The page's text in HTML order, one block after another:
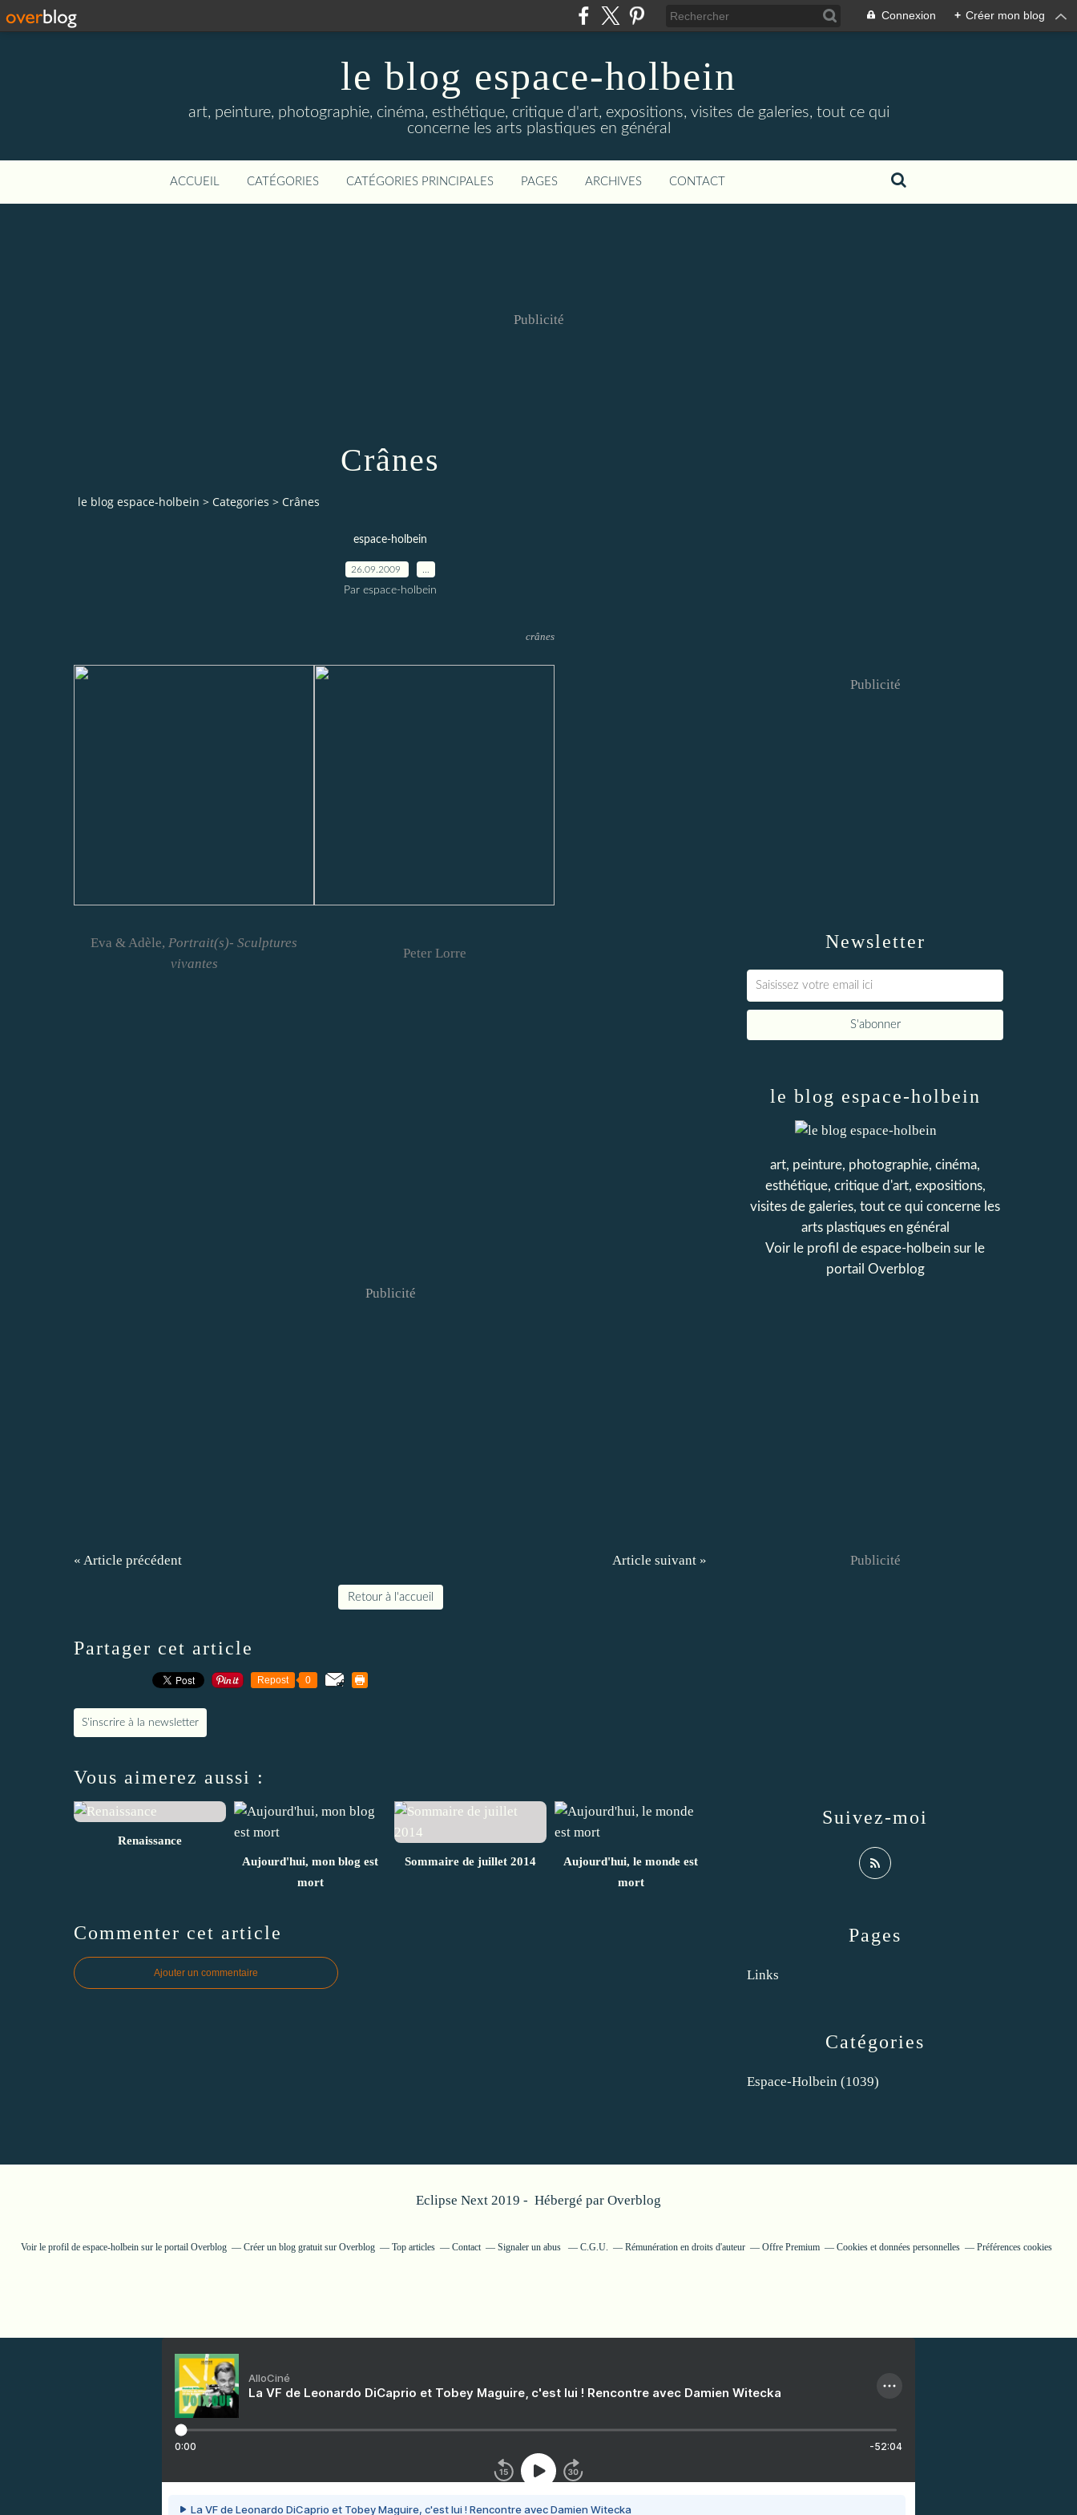
Connexion + Créer mon blog
le blog espace-holbein
art, peinture, photographie, cinéma, esthétique, critique d'art, expositions, visites de galeries, tout ce qui
concerne les arts plastiques en général
ACCUEIL CATÉGORIES CATÉGORIES PRINCIPALES PAGES ARCHIVES CONTACT
Publicité
Crânes
le blog espace-holbein > Categories > Crânes
espace-holbein
26.09.2009
Par espace-holbein
crânes
Eva & Adèle, Portrait(s)- Sculptures
vivantes
Peter Lorre
Publicité
« Article précédent Article suivant »
Retour à l'accueil
Partager cet article
Repost 0
S'inscrire à la newsletter
Vous aimerez aussi :
Renaissance
Aujourd'hui, mon blog est
mort
Sommaire de juillet 2014
Aujourd'hui, le monde est
mort
Commenter cet article
Ajouter un commentaire
Newsletter
Publicité
Catégories
Espace-Holbein (1039)
Pages
Links
le blog espace-holbein
art, peinture, photographie, cinéma,
esthétique, critique d'art, expositions,
visites de galeries, tout ce qui concerne les
arts plastiques en général
Voir le profil de espace-holbein sur le
portail Overblog
Suivez-moi
Publicité
Eclipse Next 2019 - Hébergé par Overblog
Voir le profil de espace-holbeinsur le portail Overblog Créer un blog gratuit sur Overblog Top articles Contact Signaler un abus C.G.U. Rémunération en droits d'auteur Offre Premium Cookies et données personnelles Préférences cookies
AlloCiné
La VF de Leonardo DiCaprio et Tobey Maguire, c'est lui ! Rencontre avec Damien Witecka
0:00 -52:04
La VF de Leonardo DiCaprio et Tobey Maguire, c'est lui ! Rencontre avec Damien Witecka